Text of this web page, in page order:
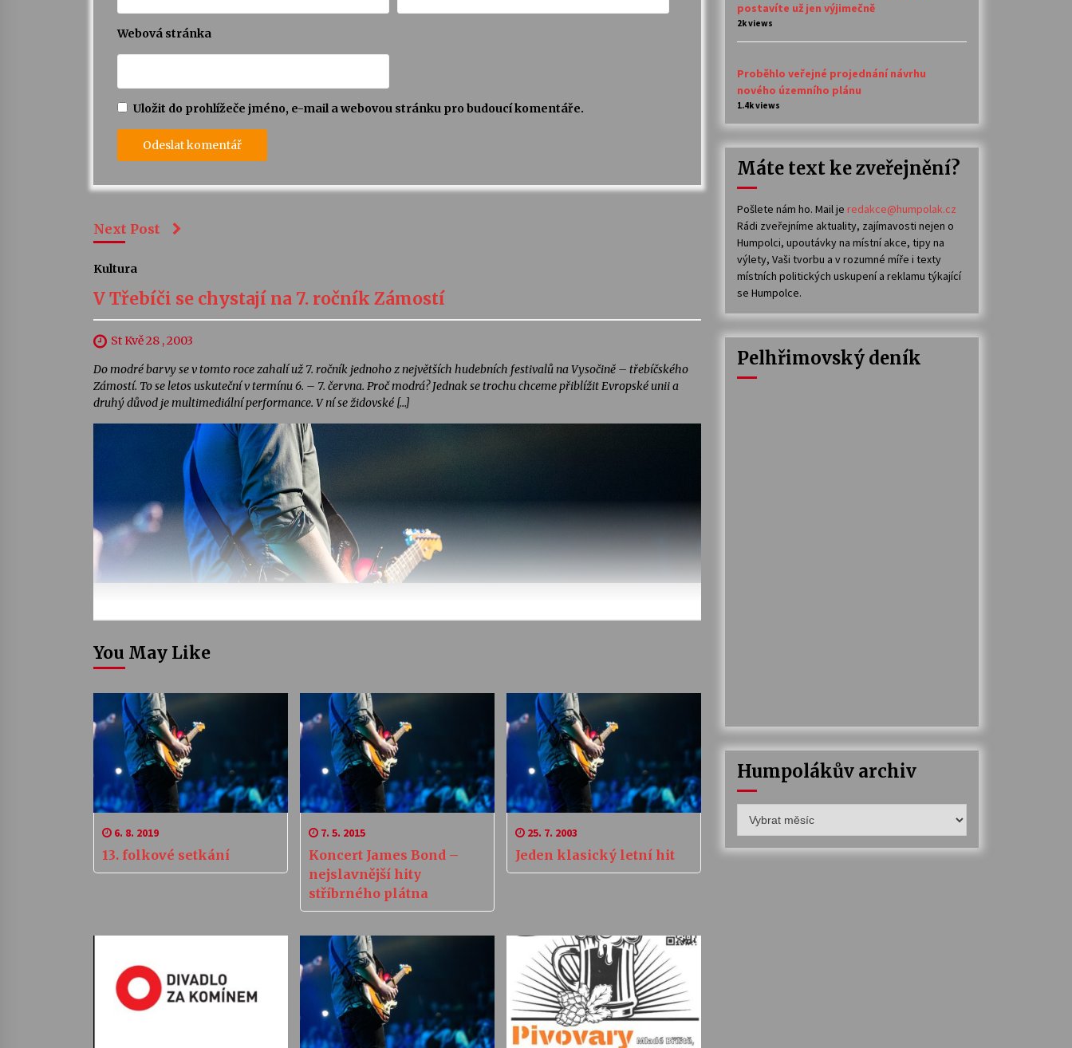
Webová stránka
Uložit do prohlížeče jméno, e-mail a webovou stránku pro budoucí komentáře.
Next Post
Kultura
V Třebíči se chystají na 7. ročník Zámostí
St Kvě 28 , 2003
Do modré barvy se v tomto roce zahalí už 7. ročník jednoho z největších hudebních festivalů na Vysočině – třebíčského
Zámostí. To se letos uskuteční v termínu 6. – 7. června. Proč modrá? Jednak se trochu chceme přiblížit Evropské unii a
druhý důvod je multimediální performance. V ní se židovské […]
You May Like
6. 8. 2019
13. folkové setkání
7. 5. 2015
Koncert James Bond –
nejslavnější hity
stříbrného plátna
25. 7. 2003
Jeden klasický letní hit
postavíte už jen výjimečně
2k views
Proběhlo veřejné projednání návrhu
nového územního plánu
1.4k views
Máte text ke zveřejnění?
Pošlete nám ho. Mail je redakce@humpolak.cz
Rádi zveřejníme aktuality, zajímavosti nejen o
Humpolci, upoutávky na místní akce, tipy na
výlety, Vaši tvorbu a v rozumné míře i texty
místních politických uskupení a reklamu týkající
se Humpolce.
Pelhřimovský deník
Humpolákův archiv
archiv